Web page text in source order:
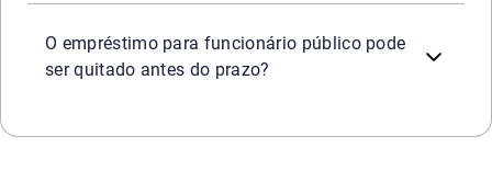
O empréstimo para funcionário público pode
ser quitado antes do prazo?